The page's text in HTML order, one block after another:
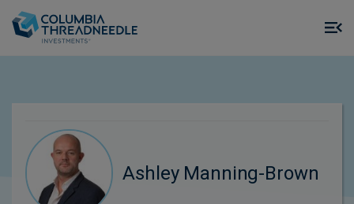
Ashley Manning-Brown